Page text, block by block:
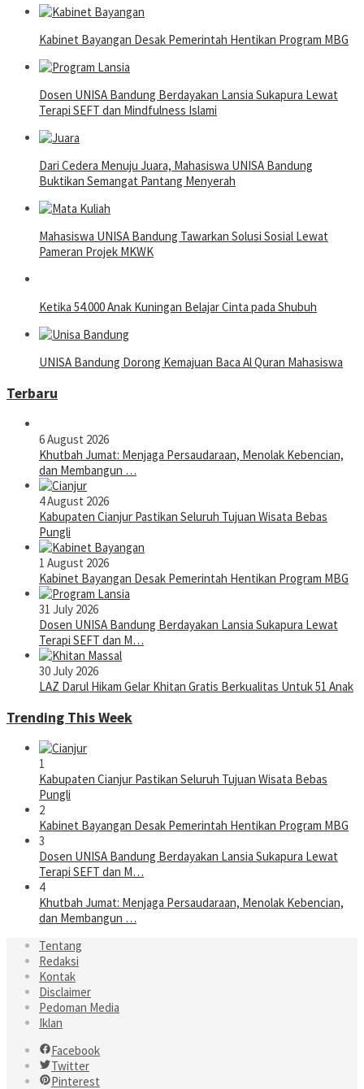
Kabinet Bayangan Desak Pemerintah Hentikan Program MBG
Dosen UNISA Bandung Berdayakan Lansia Sukapura Lewat
Terapi SEFT dan Mindfulness Islami
Dari Cedera Menuju Juara, Mahasiswa UNISA Bandung
Buktikan Semangat Pantang Menyerah
Mahasiswa UNISA Bandung Tawarkan Solusi Sosial Lewat
Pameran Projek MKWK
Ketika 54.000 Anak Kuningan Belajar Cinta pada Shubuh
UNISA Bandung Dorong Kemajuan Baca Al Quran Mahasiswa
Terbaru
6 August 2026
Khutbah Jumat: Menjaga Persaudaraan, Menolak Kebencian,
dan Membangun …
4 August 2026
Kabupaten Cianjur Pastikan Seluruh Tujuan Wisata Bebas
Pungli
1 August 2026
Kabinet Bayangan Desak Pemerintah Hentikan Program MBG
31 July 2026
Dosen UNISA Bandung Berdayakan Lansia Sukapura Lewat
Terapi SEFT dan M…
30 July 2026
LAZ Darul Hikam Gelar Khitan Gratis Berkualitas Untuk 51 Anak
Trending This Week
1
Kabupaten Cianjur Pastikan Seluruh Tujuan Wisata Bebas
Pungli
2
Kabinet Bayangan Desak Pemerintah Hentikan Program MBG
3
Dosen UNISA Bandung Berdayakan Lansia Sukapura Lewat
Terapi SEFT dan M…
4
Khutbah Jumat: Menjaga Persaudaraan, Menolak Kebencian,
dan Membangun …
Tentang
Redaksi
Kontak
Disclaimer
Pedoman Media
Iklan
Facebook
Twitter
Pinterest